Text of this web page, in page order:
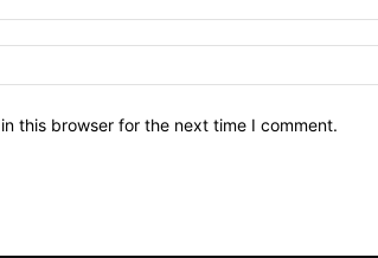
this browser for the next time I comment.